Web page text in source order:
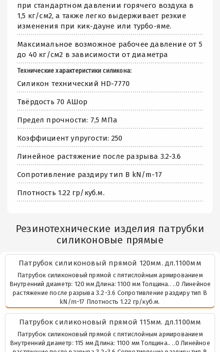
при стандартном давлении горячего воздуха в
1,5 кг/см2, а также легко выдерживает резкие
изменения при кик-дауне или турбо-яме.
Максимальное возможное рабочее давление от 5
до 40 кг/см2 в зависимости от диаметра
Технические характеристики силикона:
Силикон технический HD-7770
Твёрдость 70 АШор
Предел прочности: 7,5 МПа
Коэффициент упругости: 250
Линейное растяжение после разрыва 3.2-3.6
Сопротивление раздиру тип В kN/m-17
Плотность 1.22 гр/куб.м.
Резинотехнические изделия патрубки
силиконовые прямые
Патрубок силиконовый прямой 120мм. дл.1100мм
Патрубок силиконовый прямой с пятислойным армированием
Внутренний диаметр: 120 мм Длина: 1100 мм Толщина.. ..0 Линейное
растяжение после разрыва 3.2-3.6 Сопротивление раздиру тип В
kN/m-17 Плотность 1.22 гр/куб.м.
Патрубок силиконовый прямой 115мм. дл.1100мм
Патрубок силиконовый прямой с пятислойным армированием
Внутренний диаметр: 115 мм Длина: 1100 мм Толщина.. ..0 Линейное